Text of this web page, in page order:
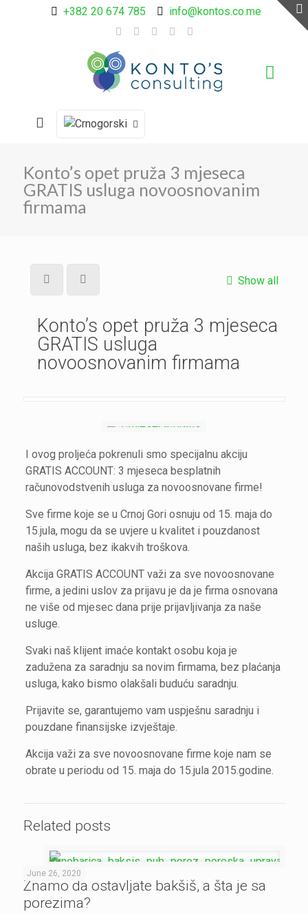
+382 20 674 785 info@kontos.co.me
Konto’s opet pruža 3 mjeseca
GRATIS usluga novoosnovanim
firmama
Show all
Konto’s opet pruža 3 mjeseca
GRATIS usluga
novoosnovanim firmama
I ovog proljeća pokrenuli smo specijalnu akciju
GRATIS ACCOUNT: 3 mjeseca besplatnih
računovodstvenih usluga za novoosnovane firme!
Sve firme koje se u Crnoj Gori osnuju od 15. maja do
15.jula, mogu da se uvjere u kvalitet i pouzdanost
naših usluga, bez ikakvih troškova.
Akcija GRATIS ACCOUNT važi za sve novoosnovane
firme, a jedini uslov za prijavu je da je firma osnovana
ne više od mjesec dana prije prijavljivanja za naše
usluge.
Svaki naš klijent imaće kontakt osobu koja je
zadužena za saradnju sa novim firmama, bez plaćanja
usluga, kako bismo olakšali buduću saradnju.
Prijavite se, garantujemo vam uspješnu saradnju i
pouzdane finansijske izvještaje.
Akcija važi za sve novoosnovane firme koje nam se
obrate u periodu od 15. maja do 15.jula 2015.godine.
Related posts
June 26, 2020
Znamo da ostavljate bakšiš, a šta je sa
porezima?